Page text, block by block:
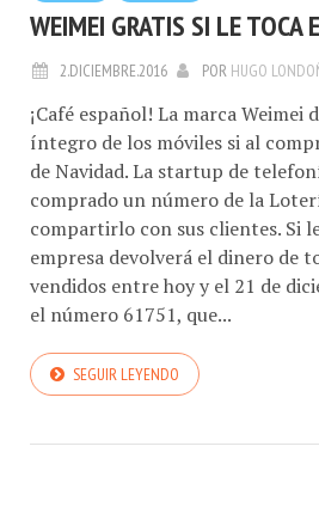
WEIMEI GRATIS SI LE TOCA
2.DICIEMBRE.2016 POR HUGO
¡Café español! La marca Weimei
íntegro de los móviles si al
de Navidad. La startup de
comprado un número de la
compartirlo con sus clientes. Si
empresa devolverá el dinero de
vendidos entre hoy y el 21 de
el número 61751, que...
SEGUIR LEYENDO